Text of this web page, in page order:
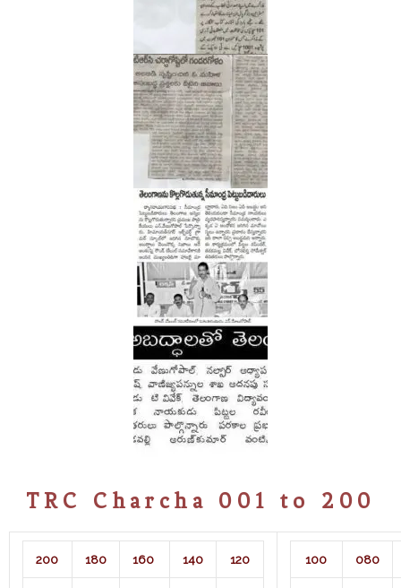
TRC Charcha 001 to 200
200 180 160 140 120 100 080